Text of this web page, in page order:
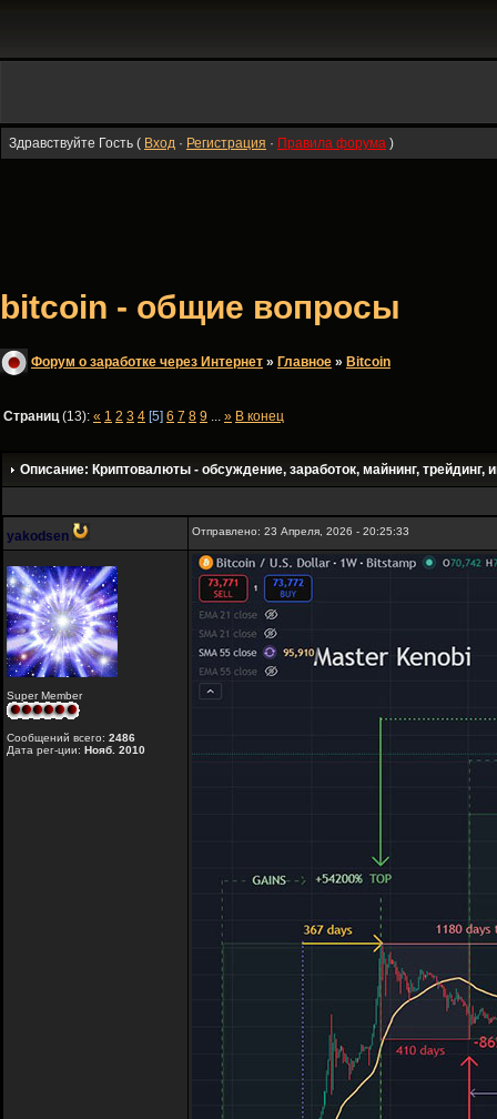
Здравствуйте Гость ( Вход · Регистрация · Правила форума )
bitcoin - общие вопросы
Форум о заработке через Интернет » Главное » Bitсoin
Страниц(13): « 1 2 3 4 [5] 6 7 8 9 ... » В конец
Описание: Криптовалюты - обсуждение, заработок, майнинг, трейдинг,
yakodsen Отправлено: 23 Апреля, 2026 - 20:25:33
Super Member
Сообщений всего: 2486
Дата рег-ции: Нояб. 2010